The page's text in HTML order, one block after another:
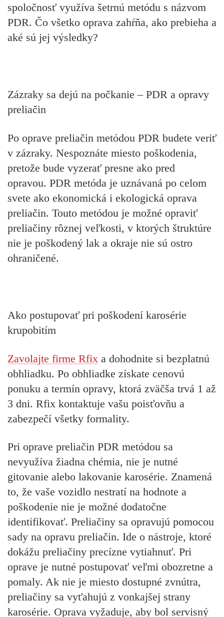
spoločnosť využíva šetrnú metódu s názvom
PDR. Čo všetko oprava zahŕňa, ako prebieha a
aké sú jej výsledky?
Zázraky sa dejú na počkanie – PDR a opravy
preliačin
Po oprave preliačin metódou PDR budete veriť
v zázraky. Nespoznáte miesto poškodenia,
pretože bude vyzerať presne ako pred
opravou. PDR metóda je uznávaná po celom
svete ako ekonomická i ekologická oprava
preliačin. Touto metódou je možné opraviť
preliačiny rôznej veľkosti, v ktorých štruktúre
nie je poškodený lak a okraje nie sú ostro
ohraničené.
Ako postupovať pri poškodení karosérie
krupobitím
Zavolajte firme Rfix a dohodnite si bezplatnú
obhliadku. Po obhliadke získate cenovú
ponuku a termín opravy, ktorá zväčša trvá 1 až
3 dni. Rfix kontaktuje vašu poisťovňu a
zabezpečí všetky formality.
Pri oprave preliačin PDR metódou sa
nevyužíva žiadna chémia, nie je nutné
gitovanie alebo lakovanie karosérie. Znamená
to, že vaše vozidlo nestratí na hodnote a
poškodenie nie je možné dodatočne
identifikovať. Preliačiny sa opravujú pomocou
sady na opravu preliačin. Ide o nástroje, ktoré
dokážu preliačiny precízne vytiahnuť. Pri
oprave je nutné postupovať veľmi obozretne a
pomaly. Ak nie je miesto dostupné zvnútra,
preliačiny sa vyťahujú z vonkajšej strany
karosérie. Oprava vyžaduje, aby bol servisný